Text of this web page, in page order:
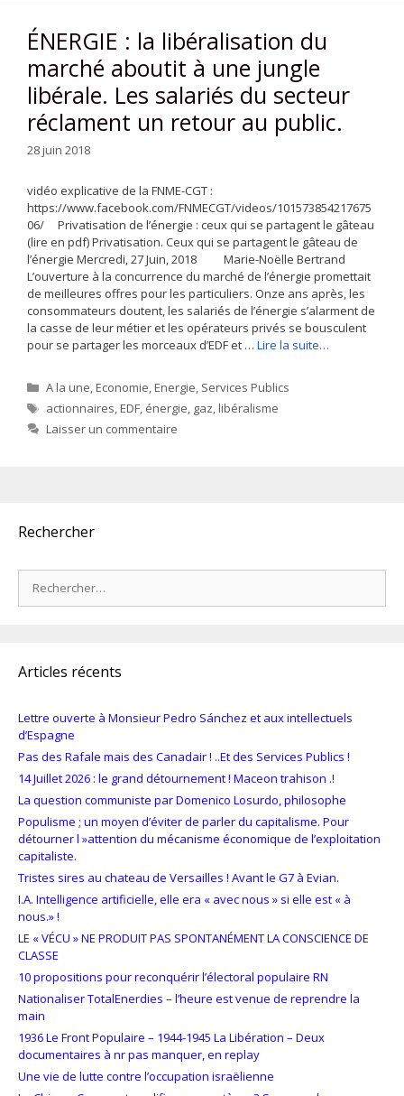
ÉNERGIE : la libéralisation du
marché aboutit à une jungle
libérale. Les salariés du secteur
réclament un retour au public.
28 juin 2018
vidéo explicative de la FNME-CGT :
https://www.facebook.com/FNMECGT/videos/101573854217675
06/ Privatisation de l’énergie : ceux qui se partagent le gâteau
(lire en pdf) Privatisation. Ceux qui se partagent le gâteau de
l’énergie Mercredi, 27 Juin, 2018 Marie-Noëlle Bertrand
L’ouverture à la concurrence du marché de l’énergie promettait
de meilleures offres pour les particuliers. Onze ans après, les
consommateurs doutent, les salariés de l’énergie s’alarment de
la casse de leur métier et les opérateurs privés se bousculent
pour se partager les morceaux d’EDF et … Lire la suite…
Catégories
A la une,Economie,Energie, Services Publics
Étiquettes
actionnaires,EDF, énergie, gaz,libéralisme
Laisser un commentaire
Rechercher
Articles récents
Lettre ouverte à Monsieur Pedro Sánchez et aux intellectuels
d’Espagne
Pas des Rafale mais des Canadair ! ..Et des Services Publics !
14 Juillet 2026 : le grand détournement ! Maceon trahison .!
La question communiste par Domenico Losurdo, philosophe
Populisme ; un moyen d’éviter de parler du capitalisme. Pour
détourner l »attention du mécanisme économique de l’exploitation
capitaliste.
Tristes sires au chateau de Versailles ! Avant le G7 à Evian.
I.A. Intelligence artificielle, elle era « avec nous » si elle est « à
nous.» !
LE « VÉCU » NE PRODUIT PAS SPONTANÉMENT LA CONSCIENCE DE
CLASSE
10 propositions pour reconquérir l’électoral populaire RN
Nationaliser TotalEnerdies – l’heure est venue de reprendre la
main
1936 Le Front Populaire – 1944-1945 La Libération – Deux
documentaires à nr pas manquer, en replay
Une vie de lutte contre l’occupation israëlienne